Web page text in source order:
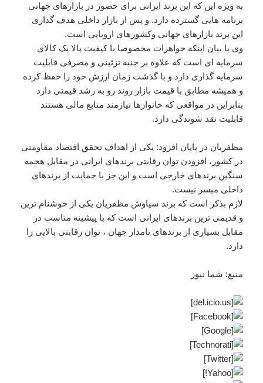
به ویژه این که این برند ایرانی برای حضور در بازارهای جهانی
برنامه هایی گسترده دارد. و پس از بازار داخلی هدف گذاری
این برند بازارهای جهانی وکشورهای اروپایی است.
وی با بیان اینکه جواهرات مخصوصا با کیفیت بالا یک کالای
سرمایه ای است که علاوه بر جنبه تزئینی و مصرفی قابلیت
سرمایه گذاری دارد و با گذشت زمان ارزش خود را حفظ کرده
و همیشه مطابق با قیمت بازار روند رو به رشد قیمتی دارد
بنابراین در مواقعی که خانوارها نیازمند منابع مالی هستند
قابلیت نقد شوندگی دارد.
مظفریان در پایان افزود: یکی از اهداف تحقق اقتصاد مقاومتی
در کشور، افزودن توان رقابتی برندهای ایرانی در مقابل هجمه
سنگین برندهای خارجی است و این جز با حمایت از برندهای
داخلی میسر نیست.
لازم بذکر است که برند سیاوش مظفریان یکی از خوشنام ترین
و قدیمی ترین برندهای ایرانی است که با پیشینه مناسب در
مقابل بسیاری از برندهای نامدار جهان ، توان رقابتی بالایی را
دارد.
منبع: شما نیوز